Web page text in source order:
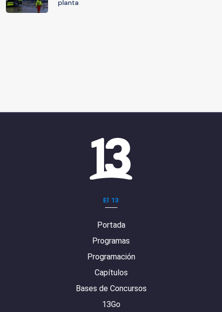
planta
El 13
Portada
Programas
Programación
Capítulos
Bases de Concursos
13Go